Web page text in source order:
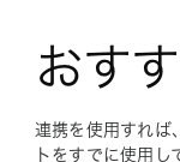
おす
連携を使用すれば
トをすでに使用し